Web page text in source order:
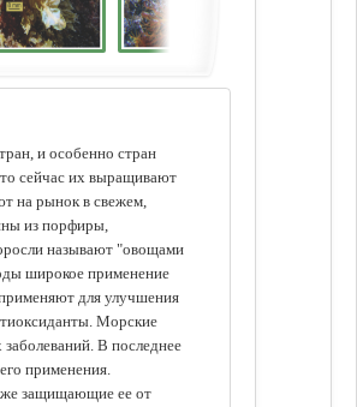
и особенно стран
то сейчас их выращивают
на рынок в свежем,
из порфиры,
называют "овощами
широкое применение
для улучшения
Морские
В последнее
применения.
защищающие ее от